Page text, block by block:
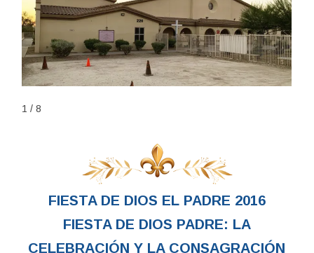
1 / 8
FIESTA DE DIOS EL PADRE 2016
FIESTA DE DIOS PADRE: LA
CELEBRACIÓN Y LA CONSAGRACIÓN